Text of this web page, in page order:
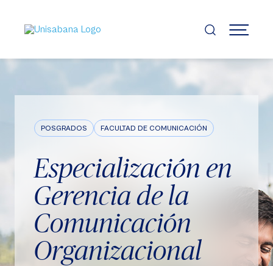
contenido
principal
MENÚ
POSGRADOS FACULTAD DE COMUNICACIÓN
Especialización en
Gerencia de la
Comunicación
Organizacional